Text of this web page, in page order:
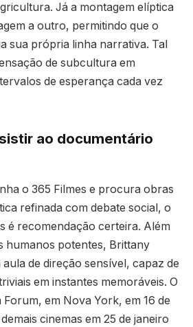
Já a montagem elíptica
a outro, permitindo que o
sua própria linha narrativa. Tal
de subcultura em
de esperança cada vez
ao documentário
o 365 Filmes e procura obras
refinada com debate social, o
é recomendação certeira. Além
humanos potentes, Brittany
de direção sensível, capaz de
em instantes memoráveis. O
em Nova York, em 16 de
cinemas em 25 de janeiro